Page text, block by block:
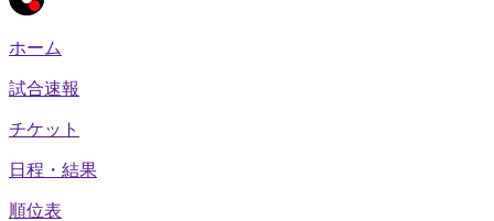
ホーム
試合速報
チケット
日程・結果
順位表